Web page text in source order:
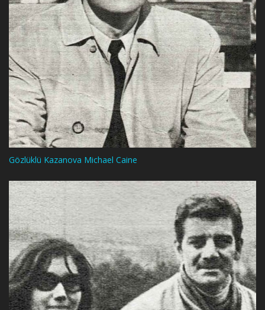
Gözlüklü Kazanova Michael Caine